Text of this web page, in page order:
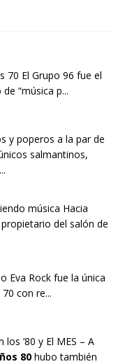
70 El Grupo 96 fue el
“música p...
y poperos a la par de
salmantinos,
música Hacia
del salón de
Eva Rock fue la única
con re...
’80 y El MES – A
80 hubo también